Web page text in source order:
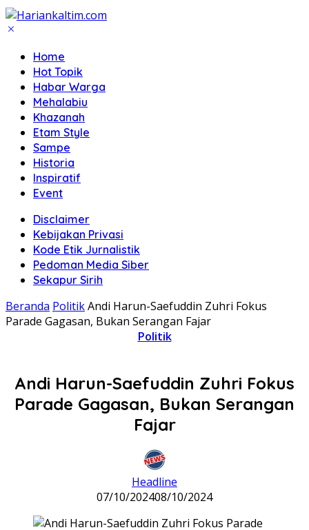
Home
Hot Topik
Habar Warga
Mehalabiu
Khazanah
Etam Style
Sampe
Historia
Inspiratif
Event
Disclaimer
Kebijakan Privasi
Kode Etik Jurnalistik
Pedoman Media Siber
Sekapur Sirih
Beranda PolitikAndi Harun-Saefuddin Zuhri Fokus
Parade Gagasan, Bukan Serangan Fajar
Politik
Andi Harun-Saefuddin Zuhri Fokus
Parade Gagasan, Bukan Serangan
Fajar
Headline
07/10/202408/10/2024